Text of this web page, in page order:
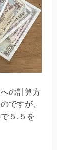
の計算方
ですが、
５.５を